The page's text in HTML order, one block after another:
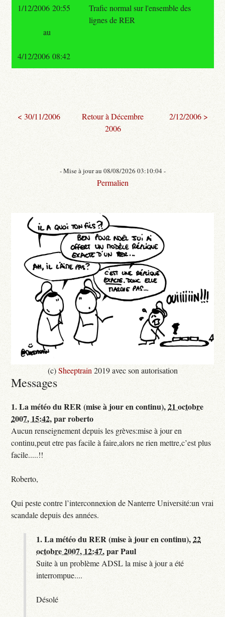
1/12/2006 20:55
Trafic normal sur l'ensemble des
lignes de RER
au
4/12/2006 08:42
< 30/11/2006
Retour à Décembre
2006
2/12/2006 >
- Mise à jour au 08/08/2026 03:10:04 -
Permalien
(c)Sheeptrain 2019 avec son autorisation
Messages
1.La météo du RER (mise à jour en continu),21 octobre
2007, 15:42,parroberto
Aucun renseignement depuis les grèves:mise à jour en
continu,peut etre pas facile à faire,alors ne rien mettre,c’est plus
facile.....!!
Roberto,
Qui peste contre l’interconnexion de Nanterre Université:un vrai
scandale depuis des années.
1.La météo du RER (mise à jour en continu),22
octobre 2007, 12:47,parPaul
Suite à un problème ADSL la mise à jour a été
interrompue....
Désolé